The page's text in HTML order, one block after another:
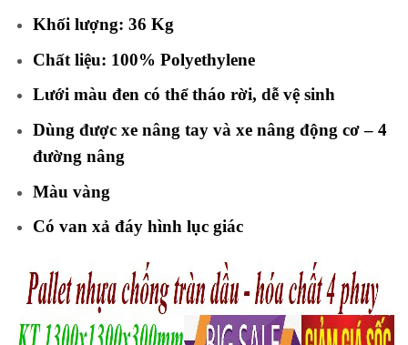
Khối lượng: 36 Kg
Chất liệu: 100% Polyethylene
Lưới màu đen có thể tháo rời, dễ vệ sinh
Dùng được xe nâng tay và xe nâng động cơ – 4
đường nâng
Màu vàng
Có van xả đáy hình lục giác